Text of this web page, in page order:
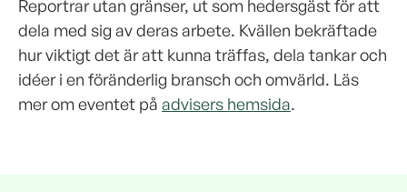
Reportrar utan gränser, ut som hedersgäst för att
dela med sig av deras arbete. Kvällen bekräftade
hur viktigt det är att kunna träffas, dela tankar och
idéer i en föränderlig bransch och omvärld. Läs
mer om eventet på advisers hemsida.